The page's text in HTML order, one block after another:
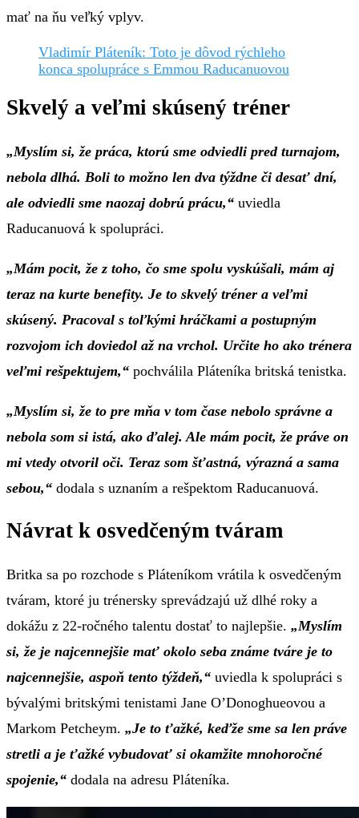
mať na ňu veľký vplyv.
Vladimír Pláteník: Toto je dôvod rýchleho
konca spolupráce s Emmou Raducanuovou
Skvelý a veľmi skúsený tréner
„Myslím si, že práca, ktorú sme odviedli pred turnajom,
nebola dlhá. Boli to možno len dva týždne či desať dní,
ale odviedli sme naozaj dobrú prácu,“ uviedla
Raducanuová k spolupráci.
„Mám pocit, že z toho, čo sme spolu vyskúšali, mám aj
teraz na kurte benefity. Je to skvelý tréner a veľmi
skúsený. Pracoval s toľkými hráčkami a postupným
rozvojom ich doviedol až na vrchol. Určite ho ako trénera
veľmi rešpektujem,“ pochválila Pláteníka britská tenistka.
„Myslím si, že to pre mňa v tom čase nebolo správne a
nebola som si istá, ako ďalej. Ale mám pocit, že práve on
mi vtedy otvoril oči. Teraz som šťastná, výrazná a sama
sebou,“ dodala s uznaním a rešpektom Raducanuová.
Návrat k osvedčeným tváram
Britka sa po rozchode s Pláteníkom vrátila k osvedčeným
tváram, ktoré ju trénersky sprevádzajú už dlhé roky a
dokážu z 22-ročného talentu dostať to najlepšie. „Myslím
si, že je najcennejšie mať okolo seba známe tváre je to
najcennejšie, aspoň tento týždeň,“ uviedla k spolupráci s
bývalými britskými tenistami Jane O’Donoghueovou a
Markom Petcheym. „Je to ťažké, keďže sme sa len práve
stretli a je ťažké vybudovať si okamžite mnohoročné
spojenie,“ dodala na adresu Pláteníka.